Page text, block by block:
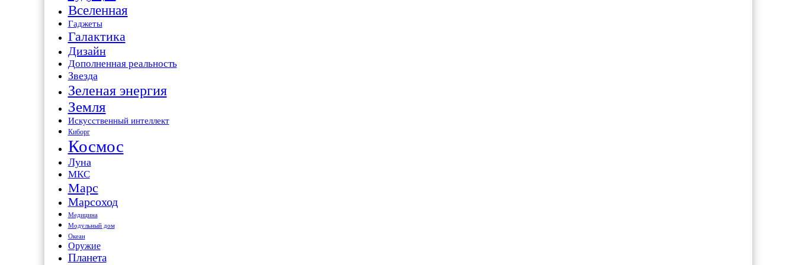
Вселенная
Гаджеты
Галактика
Дизайн
Дополненная реальность
Звезда
Зеленая энергия
Земля
Искусственный интеллект
Киборг
Космос
Луна
МКС
Марс
Марсоход
Медицина
Модульный дом
Океан
Оружие
Планета